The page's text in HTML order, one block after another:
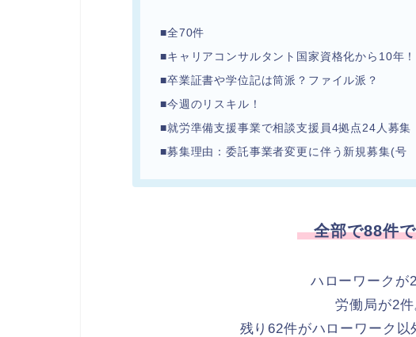
■全70件
■キャリアコンサルタント国家資格化から10年！
■卒業証書や学位記は筒派？ファイル派？
■今週のリスキル！
■就労準備支援事業で相談支援員4拠点24人募集
■募集理由：委託事業者変更に伴う新規募集(号
全部で88件で
ハローワークが
労働局が2件
残り62件がハローワーク以